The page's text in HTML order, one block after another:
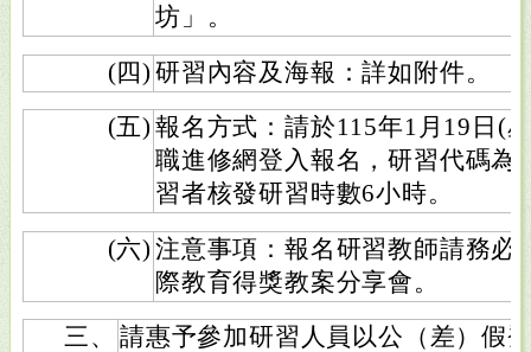
坊」。
(四) 研習內容及海報：詳如附件。
(五) 報名方式：請於115年1月19日(
職進修網登入報名，研習代碼為
習者核發研習時數6小時。
(六) 注意事項：報名研習教師請務必
際教育得獎教案分享會。
三、
請惠予參加研習人員以公（差）假